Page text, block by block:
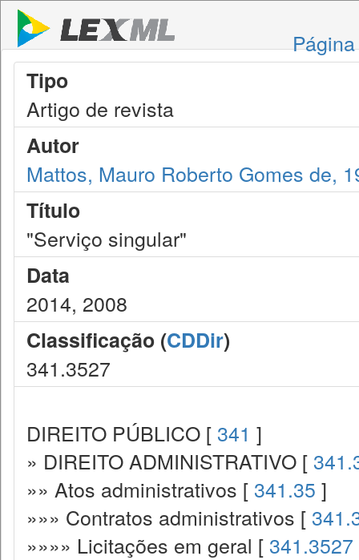
Tipo
Artigo de revista
Autor
Mattos, Mauro Roberto Gomes de,
Título
"Serviço singular"
Data
2014, 2008
Classificação (CDDir)
341.3527
DIREITO PÚBLICO [ 341 ]
» DIREITO ADMINISTRATIVO [
»» Atos administrativos [ 341.35 ]
»»» Contratos administrativos [
»»»» Licitações em geral [ 341.3527